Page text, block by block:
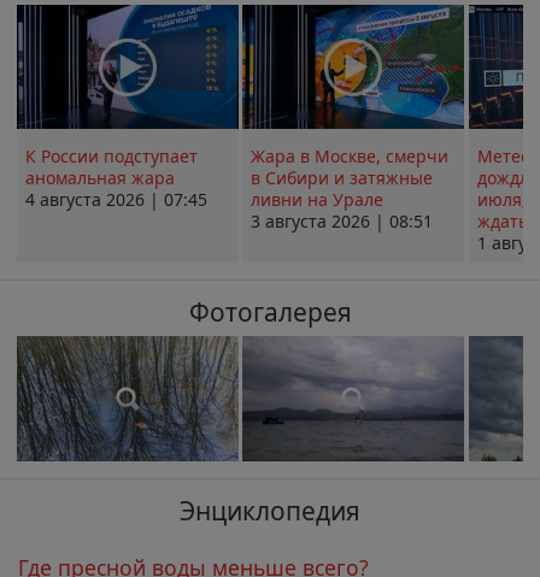
К России подступает
аномальная жара
4 августа 2026 | 07:45
Жара в Москве, смерчи
в Сибири и затяжные
ливни на Урале
3 августа 2026 | 08:51
июля;
ждать
1
Фотогалерея
Энциклопедия
Где пресной воды меньше всего?